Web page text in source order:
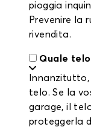
pioggia
Prevenire la
rivendita.
Quale
telo. Se la
garage, il
proteggerla